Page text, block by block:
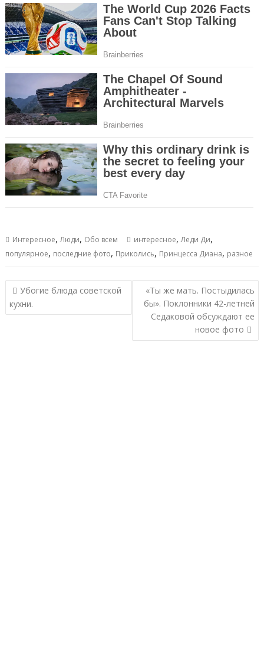
Интересное,Люди, Обо всем интересное,Леди Ди,
популярное, последние фото, Приколись, Принцесса Диана, разное
Навигация
по
записям
Убогие блюда советской
кухни.
«Ты же мать. Постыдилась
бы». Поклонники 42-летней
Седаковой обсуждают ее
новое фото